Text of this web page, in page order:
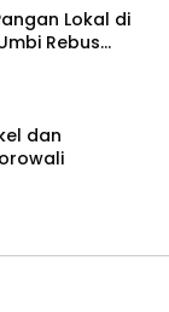
Lokal di
Rebus
dan